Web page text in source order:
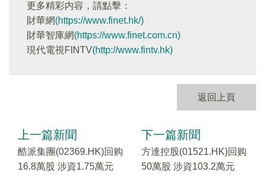
更多精彩内容，請點擊：
財華網(https://www.finet.hk/)
財華智庫網(https://www.finet.com.cn)
現代電視FINTV(http://www.fintv.hk)
返回上頁
上一篇新聞
酷派集團(02369.HK)回购
16.8萬股 涉資1.75萬元
下一篇新聞
方達控股(01521.HK)回购
50萬股 涉資103.2萬元